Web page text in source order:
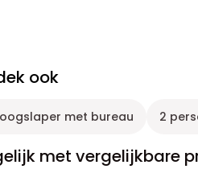
ook
met bureau 2
met vergelijkbare